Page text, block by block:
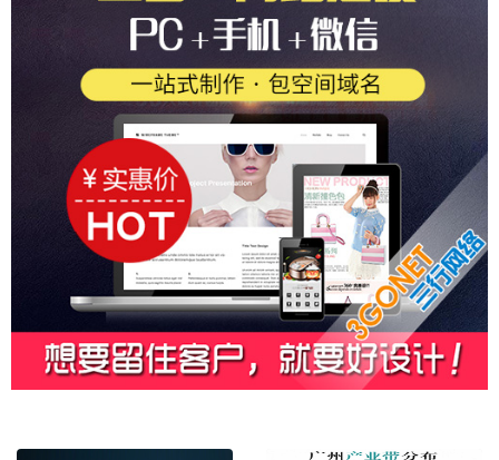
广州外贸建站 - 外贸自建站、谷歌SEO..
谷歌自建站（谷歌独立站建设方案）
谷歌独立站建站怎么做
外贸B2B独立站建站 - 海外订单翻翻翻..